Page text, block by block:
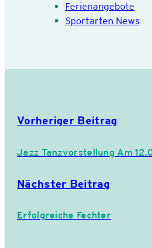
Ferienangebote
Sportarten News
Vorheriger Beitrag
Jazz Tanzvorstellung Am
Nächster Beitrag
Erfolgreiche Fechter